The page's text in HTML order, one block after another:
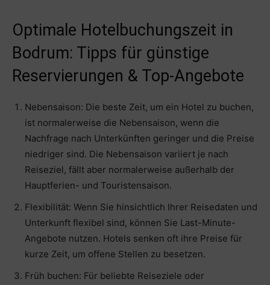
Optimale Hotelbuchungszeit in
Bodrum: Tipps für günstige
Reservierungen & Top-Angebote
Nebensaison: Die beste Zeit, um ein Hotel zu buchen,
ist normalerweise die Nebensaison, wenn die
Nachfrage nach Unterkünften geringer und die Preise
niedriger sind. Die Nebensaison variiert je nach
Reiseziel, fällt aber normalerweise außerhalb der
Hauptferien- und Touristensaison.
Flexibilität: Wenn Sie hinsichtlich Ihrer Reisedaten und
Unterkunft flexibel sind, können Sie Last-Minute-
Angebote nutzen. Hotels senken oft ihre Preise für
kurze Zeit, um offene Stellen zu besetzen.
Früh buchen: Für beliebte Reiseziele oder